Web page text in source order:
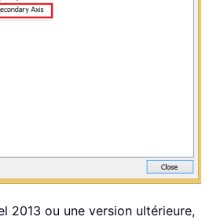
2013 ou une version ultérieure,